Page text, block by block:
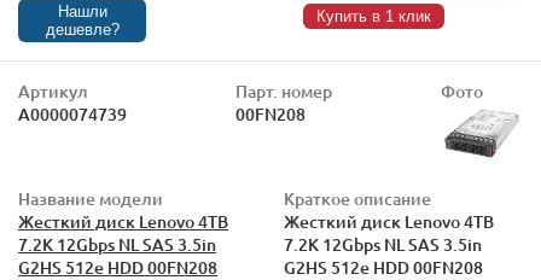
Нашли
дешевле?
Купить в 1 клик
Артикул
А0000074739
Парт. номер
00FN208
Фото
Название модели
Жесткий диск Lenovo 4TB
7.2K 12Gbps NL SAS 3.5in
G2HS 512e HDD 00FN208
Краткое описание
Жесткий диск Lenovo 4TB
7.2K 12Gbps NL SAS 3.5in
G2HS 512e HDD 00FN208